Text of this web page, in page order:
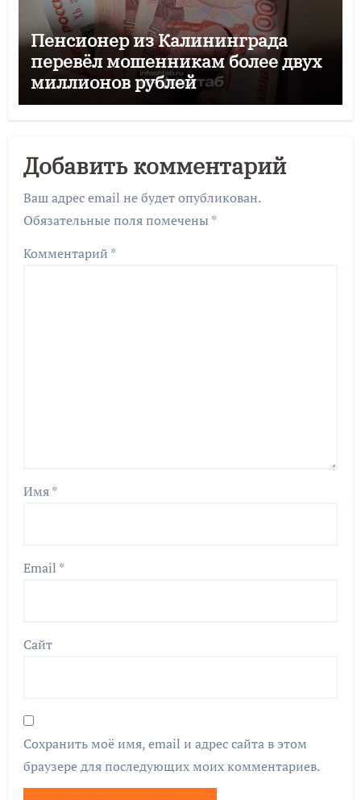
Пенсионер из Калининграда
перевёл мошенникам более двух
миллионов рублей
Добавить комментарий
Ваш адрес email не будет опубликован.
Обязательные поля помечены *
Комментарий *
Имя*
Email *
Сайт
Сохранить моё имя, email и адрес сайта в этом
браузере для последующих моих комментариев.